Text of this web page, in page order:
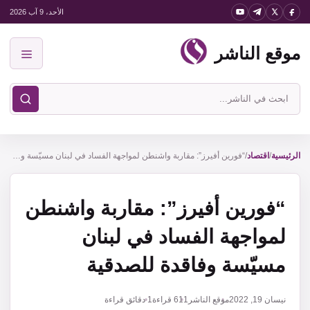
انتقل
المحتوى
الأحد، 9 آب 2026
موقع الناشر
ابحث
في
الناشر
الرئيسية/ اقتصاد/ “فورين أفيرز”: مقاربة واشنطن لمواجهة الفساد في لبنان مسيّسة وفاقدة للصدقية
“فورين أفيرز”: مقاربة واشنطن
لمواجهة الفساد في لبنان
مسيّسة وفاقدة للصدقية
نيسان 19, 2022 موقع الناشر 611 قراءة1 دقائق قراءة